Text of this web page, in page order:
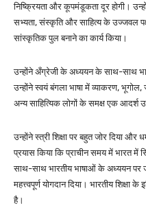
निष्क्रियता और कूपमंडूकता दूर होगी।
सभ्यता, संस्कृति और साहित्य के उज्जवल
सांस्कृतिक पुल बनाने का कार्य किया।
उन्होंने अँग्रेजी के अध्ययन के साथ-साथ
उन्होंने स्वयं बंगला भाषा में व्याकरण,
अन्य साहित्यिक लोगों के समक्ष एक आदर्श
उन्होंने स्त्री शिक्षा पर बहुत जोर दिया
प्रयास किया कि प्राचीन समय में भारत में
साथ-साथ भारतीय भाषाओं के अध्ययन पर
महत्त्वपूर्ण योगदान दिया। भारतीय शिक्षा के
है।